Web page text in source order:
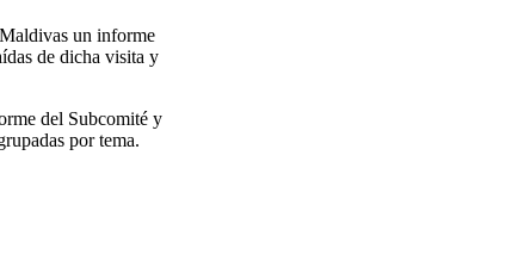
un informe
de dicha visita y
del Subcomité y
por tema.